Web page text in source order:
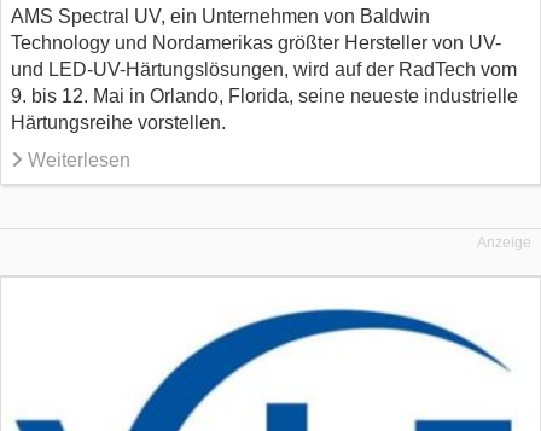
AMS Spectral UV, ein Unternehmen von Baldwin
Technology und Nordamerikas größter Hersteller von UV-
und LED-UV-Härtungslösungen, wird auf der RadTech vom
9. bis 12. Mai in Orlando, Florida, seine neueste industrielle
Härtungsreihe vorstellen.
Weiterlesen
Anzeige